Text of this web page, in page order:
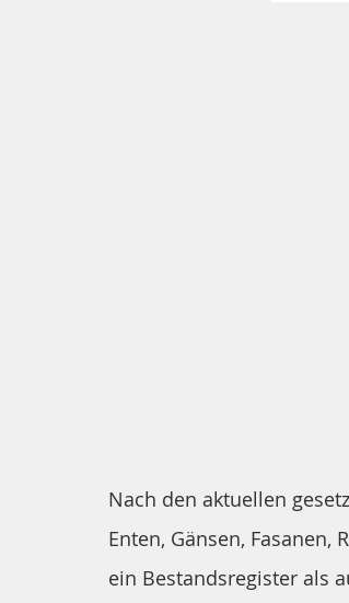
Nach den aktuellen
Enten, Gänsen,
ein Bestandsregister als